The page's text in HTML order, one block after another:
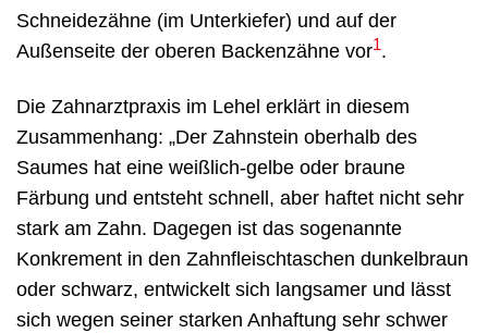
Schneidezähne (im Unterkiefer) und auf der
Außenseite der oberen Backenzähne vor1.
Die Zahnarztpraxis im Lehel erklärt in diesem
Zusammenhang: „Der Zahnstein oberhalb des
Saumes hat eine weißlich-gelbe oder braune
Färbung und entsteht schnell, aber haftet nicht sehr
stark am Zahn. Dagegen ist das sogenannte
Konkrement in den Zahnfleischtaschen dunkelbraun
oder schwarz, entwickelt sich langsamer und lässt
sich wegen seiner starken Anhaftung sehr schwer